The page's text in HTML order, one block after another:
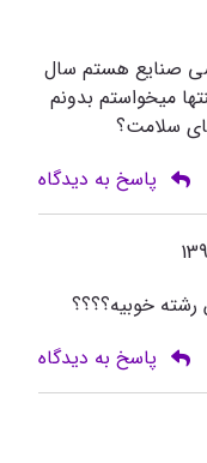
صنایع هستم سال
میخواستم بدونم
سلامت؟
پاسخ به دیدگاه
خوبیه؟؟؟؟
پاسخ به دیدگاه